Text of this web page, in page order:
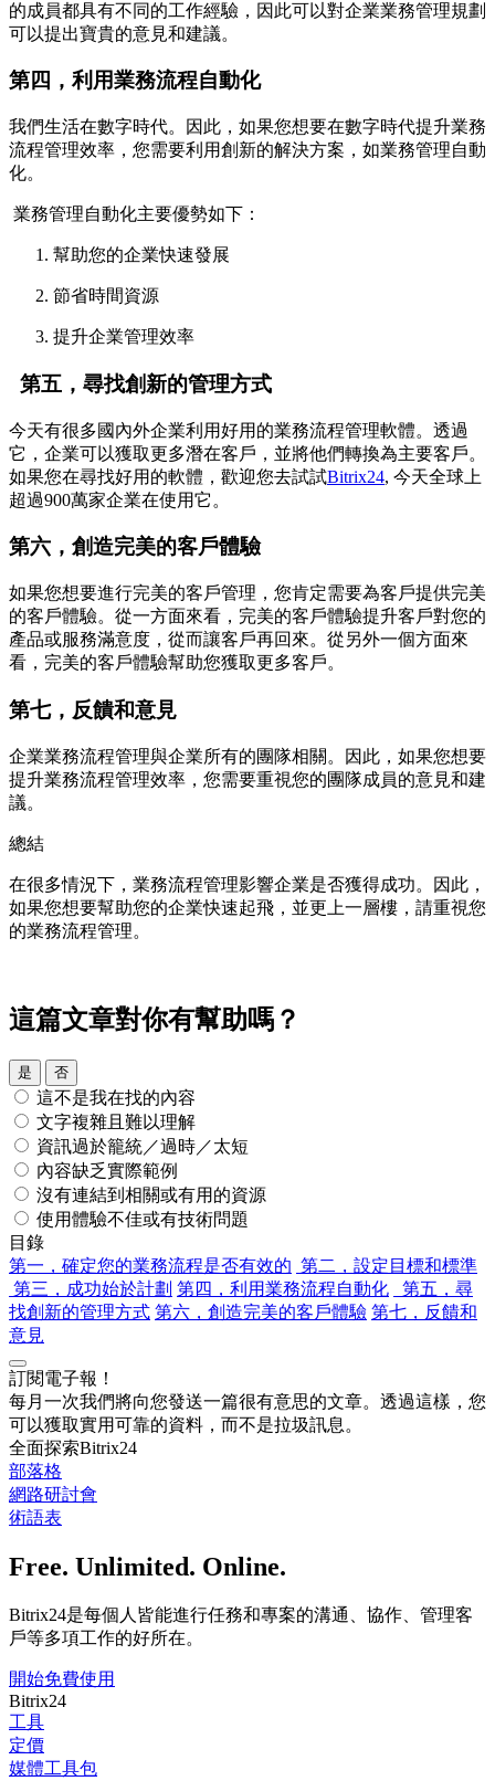
的成員都具有不同的工作經驗，因此可以對企業業務管理規劃
可以提出寶貴的意見和建議。
第四，利用業務流程自動化
我們生活在數字時代。因此，如果您想要在數字時代提升業務
流程管理效率，您需要利用創新的解決方案，如業務管理自動
化。
業務管理自動化主要優勢如下：
幫助您的企業快速發展
節省時間資源
提升企業管理效率
第五，尋找創新的管理方式
今天有很多國內外企業利用好用的業務流程管理軟體。透過
它，企業可以獲取更多潛在客戶，並將他們轉換為主要客戶。
如果您在尋找好用的軟體，歡迎您去試試Bitrix24, 今天全球上
超過900萬家企業在使用它。
第六，創造完美的客戶體驗
如果您想要進行完美的客戶管理，您肯定需要為客戶提供完美
的客戶體驗。從一方面來看，完美的客戶體驗提升客戶對您的
產品或服務滿意度，從而讓客戶再回來。從另外一個方面來
看，完美的客戶體驗幫助您獲取更多客戶。
第七，反饋和意見
企業業務流程管理與企業所有的團隊相關。因此，如果您想要
提升業務流程管理效率，您需要重視您的團隊成員的意見和建
議。
總結
在很多情況下，業務流程管理影響企業是否獲得成功。因此，
如果您想要幫助您的企業快速起飛，並更上一層樓，請重視您
的業務流程管理。
這篇文章對你有幫助嗎？
是 否
這不是我在找的內容
文字複雜且難以理解
資訊過於籠統／過時／太短
內容缺乏實際範例
沒有連結到相關或有用的資源
使用體驗不佳或有技術問題
目錄
第一，確定您的業務流程是否有效的 第二，設定目標和標準
第三，成功始於計劃 第四，利用業務流程自動化
第五，尋
找創新的管理方式 第六，創造完美的客戶體驗 第七，反饋和
意見
訂閱電子報！
每月一次我們將向您發送一篇很有意思的文章。透過這樣，您
可以獲取實用可靠的資料，而不是拉圾訊息。
全面探索Bitrix24
部落格
網路研討會
術語表
Free. Unlimited. Online.
Bitrix24是每個人皆能進行任務和專案的溝通、協作、管理客
戶等多項工作的好所在。
開始免費使用
Bitrix24
工具
定價
媒體工具包